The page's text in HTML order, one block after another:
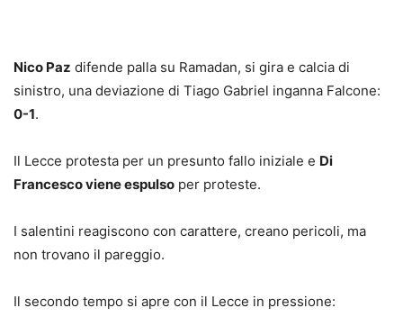
Nico Paz difende palla su Ramadan, si gira e calcia di
sinistro, una deviazione di Tiago Gabriel inganna Falcone:
0-1.
Il Lecce protesta per un presunto fallo iniziale e Di
Francesco viene espulso per proteste.
I salentini reagiscono con carattere, creano pericoli, ma
non trovano il pareggio.
Il secondo tempo si apre con il Lecce in pressione: